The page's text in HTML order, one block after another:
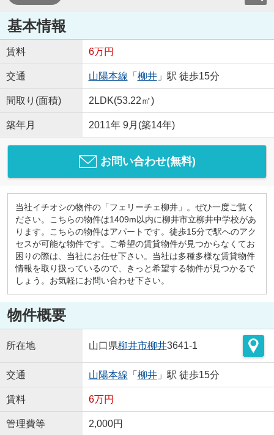
基本情報
賃料 6万円
交通 山陽本線 「 柳井」駅 徒歩15分
間取り(面積) 2LDK(53.22㎡)
築年月 2011年 9月(築14年)
お問い合わせ(無料)
当社イチオシの物件の「フェリーチェ柳井」。ぜひ一度ご覧く
ださい。こちらの物件は1409m以内に柳井市立柳井中学校があ
ります。こちらの物件はアパートです。徒歩15分で駅へのアク
セスが可能な物件です。ご希望の賃貸物件が見つからなくてお
困りの際は、当社にお任せ下さい。当社は多種多様な賃貸物件
情報を取り扱っているので、きっと希望する物件が見つかるで
しょう。お気軽にお問い合わせ下さい。
物件概要
所在地 山口県柳井市柳井3641-1
交通 山陽本線 「 柳井」駅 徒歩15分
賃料 6万円
管理費等 2,000円